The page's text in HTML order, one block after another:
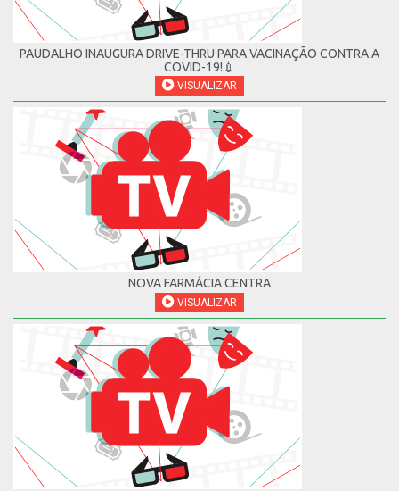
PAUDALHO INAUGURA DRIVE-THRU PARA VACINAÇÃO CONTRA A
COVID-19!💉
VISUALIZAR
NOVA FARMÁCIA CENTRA
VISUALIZAR